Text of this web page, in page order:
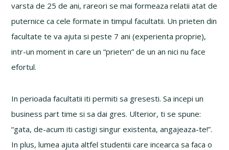
varsta de 25 de ani, rareori se mai formeaza relatii atat de
puternice ca cele formate in timpul facultatii. Un prieten din
facultate te va ajuta si peste 7 ani (experienta proprie),
intr-un moment in care un “prieten” de un an nici nu face
efortul.
In perioada facultatii iti permiti sa gresesti. Sa incepi un
business part time si sa dai gres. Ulterior, ti se spune:
“gata, de-acum iti castigi singur existenta, angajeaza-te!”.
In plus, lumea ajuta altfel studentii care incearca sa faca o